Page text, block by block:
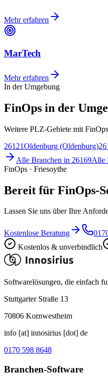
Mehr erfahren
MarTech
Mehr erfahren
In der Umgebung
FinOps in der
Weitere PLZ-Gebiete mit
26121Oldenburg (Oldenburg)
Alle Branchen in 26169Alle
FinOps · Friesoythe
Bereit für FinOps-
Lassen Sie uns über Ihre
Kostenlose Beratung
Kostenlos & unverbindlich
Softwarelösungen, die einfach
Stuttgarter Straße 13
70806 Kornwestheim
info [at] innosirius [dot] de
0170 598 8648
Branchen-Software